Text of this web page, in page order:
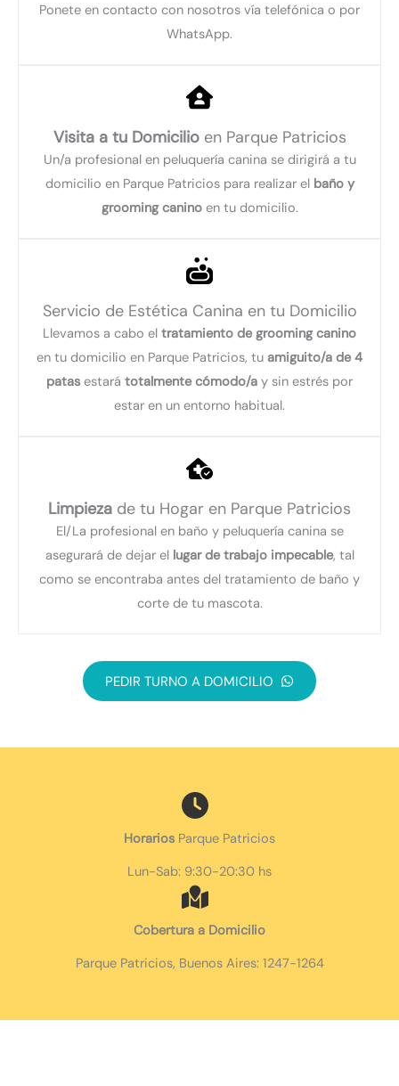
Ponete en contacto con nosotros vía telefónica o por
WhatsApp.
Visita a tu Domicilioen Parque Patricios
Un/a profesional en peluquería canina se dirigirá a tu
domicilio en Parque Patricios para realizar el baño y
grooming caninoen tu domicilio.
Servicio de Estética Canina en tu Domicilio
Llevamos a cabo el tratamiento de grooming canino
en tu domicilio en Parque Patricios, tu amiguito/a de 4
patas estará totalmente cómodo/a y sin estrés por
estar en un entorno habitual.
Limpieza de tu Hogar en Parque Patricios
El/La profesional en baño y peluquería canina se
asegurará de dejar el lugar de trabajo impecable, tal
como se encontraba antes del tratamiento de baño y
corte de tu mascota.
PEDIR TURNO A DOMICILIO
Horarios Parque Patricios
Lun-Sab: 9:30-20:30 hs
Cobertura a Domicilio
Parque Patricios, Buenos Aires: 1247-1264